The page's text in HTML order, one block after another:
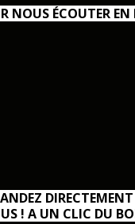
NOUS ÉCOUTER EN
! A UN CLIC DU